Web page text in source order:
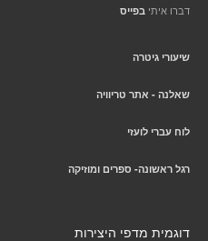
דברו איתי בפייס
שיעורי גיטרה
שאלנה - אתר טריוויה
לוח עברי לועזי
רגל ראשונה- ספרים ומוזיקה
דוגמית מדפי היצירות